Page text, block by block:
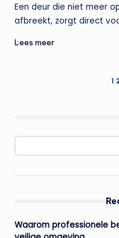
Een deur die niet meer
afbreekt, zorgt direct
Lees meer
1
Waarom professionele